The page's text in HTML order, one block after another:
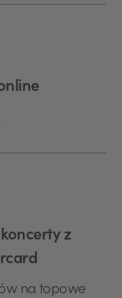
z
na topowe